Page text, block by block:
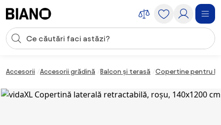
Introducerea căutării
Accesorii Accesorii grădină Balcon și terasă Copertine pentru